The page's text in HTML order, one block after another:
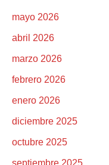
mayo 2026
abril 2026
marzo 2026
febrero 2026
enero 2026
diciembre 2025
octubre 2025